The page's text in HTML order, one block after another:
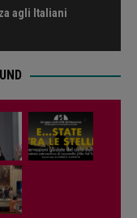
agli Italiani